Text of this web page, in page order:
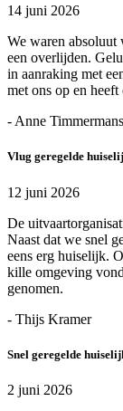
14 juni 2026
We waren absoluut
een overlijden.
in aanraking met
met ons op en
- Anne Timmermans
Vlug geregelde
12 juni 2026
De
Naast dat we snel
eens erg huiselijk.
kille omgeving
genomen.
- Thijs Kramer
Snel geregelde
2 juni 2026